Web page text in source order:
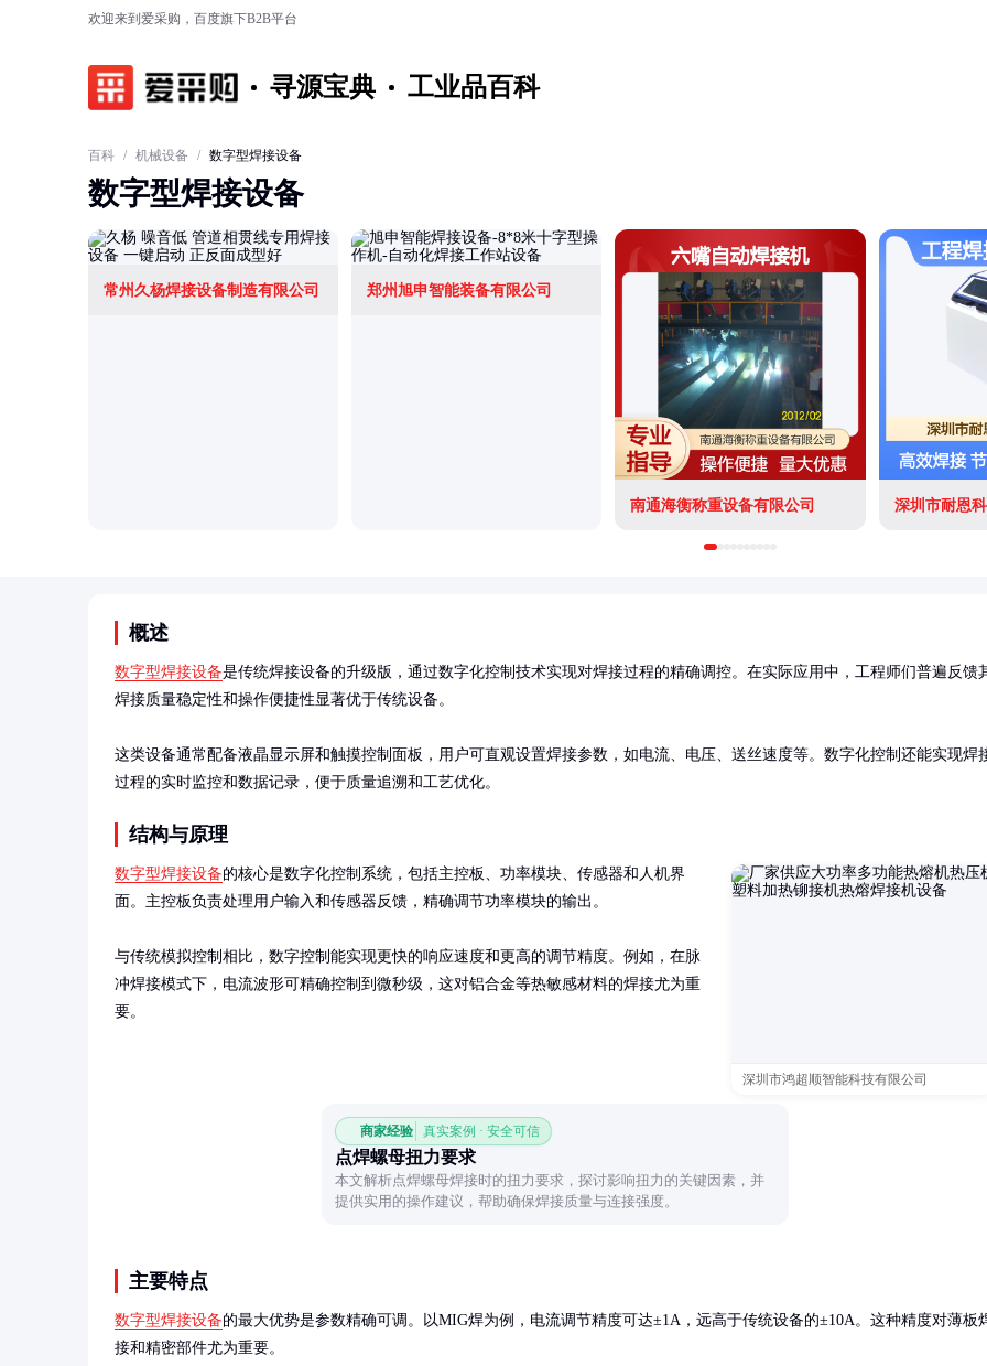
欢迎来到爱采购，百度旗下B2B平台
寻源宝典 工业品百科
百科 / 机械设备 / 数字型焊接设备
数字型焊接设备
常州久杨焊接设备制造有限公司 郑州旭申智能装备有限公司
南通海衡称重设备有限公司 深圳市耐恩
概述
数字型焊接设备是传统焊接设备的升级版，通过数字化控制技术实现对焊接过程的精确调控。在实际应用中，工程师们普遍反馈
焊接质量稳定性和操作便捷性显著优于传统设备。
这类设备通常配备液晶显示屏和触摸控制面板，用户可直观设置焊接参数，如电流、电压、送丝速度等。数字化控制还能实现焊
过程的实时监控和数据记录，便于质量追溯和工艺优化。
结构与原理
深圳市鸿超顺智能科技有限公司
数字型焊接设备的核心是数字化控制系统，包括主控板、功率模块、传感器和人机界
面。主控板负责处理用户输入和传感器反馈，精确调节功率模块的输出。
与传统模拟控制相比，数字控制能实现更快的响应速度和更高的调节精度。例如，在脉
冲焊接模式下，电流波形可精确控制到微秒级，这对铝合金等热敏感材料的焊接尤为重
要。
商家经验 真实案例 · 安全可信
点焊螺母扭力要求
本文解析点焊螺母焊接时的扭力要求，探讨影响扭力的关键因素，并
提供实用的操作建议，帮助确保焊接质量与连接强度。
主要特点
数字型焊接设备的最大优势是参数精确可调。以MIG焊为例，电流调节精度可达±1A，远高于传统设备的±10A。这种精度对薄板
接和精密部件尤为重要。